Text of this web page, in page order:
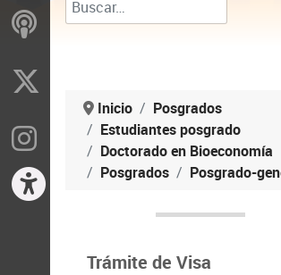
Inicio
Posgrados
Estudiantes posgrado
Doctorado en Bioeconomía
Posgrados
Posgrado-
Trámite de Visa
ivoox
Instragram